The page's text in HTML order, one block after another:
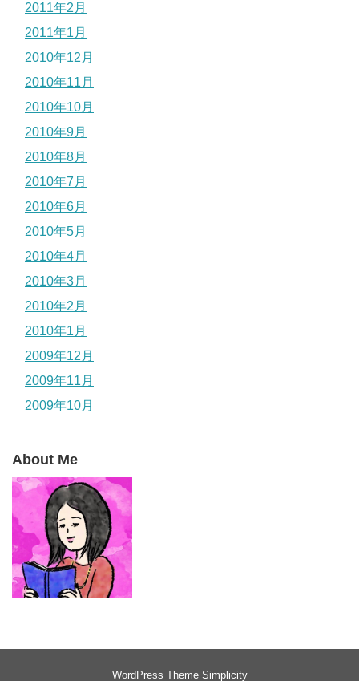
2011年2月
2011年1月
2010年12月
2010年11月
2010年10月
2010年9月
2010年8月
2010年7月
2010年6月
2010年5月
2010年4月
2010年3月
2010年2月
2010年1月
2009年12月
2009年11月
2009年10月
About Me
WordPress Theme Simplicity